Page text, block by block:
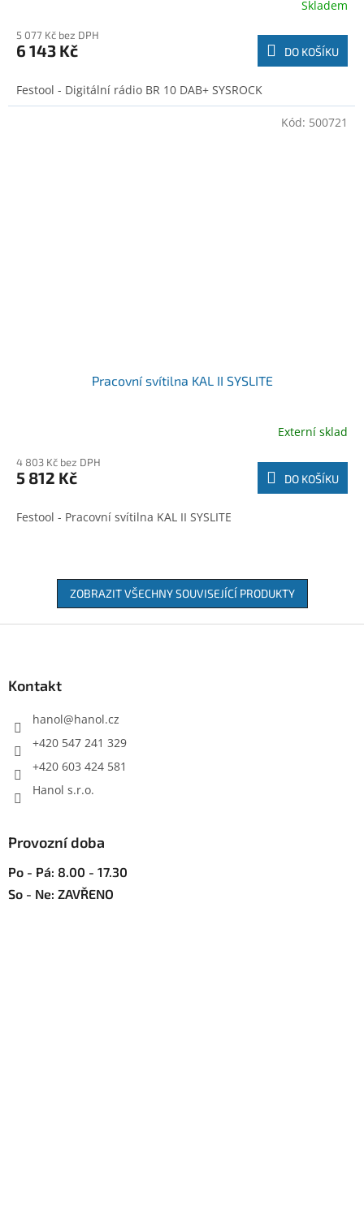
Skladem
5 077 Kč bez DPH
6 143 Kč DO KOŠÍKU
Festool - Digitální rádio BR 10 DAB+ SYSROCK
Pracovní svítilna KAL II SYSLITE
Externí sklad
4 803 Kč bez DPH
5 812 Kč DO KOŠÍKU
Festool - Pracovní svítilna KAL II SYSLITE
Kód: 500721
ZOBRAZIT VŠECHNY SOUVISEJÍCÍ PRODUKTY
Kontakt
hanol@hanol.cz
+420 547 241 329
+420 603 424 581
Hanol s.r.o.
Provozní doba
Po - Pá: 8.00 - 17.30
So - Ne: ZAVŘENO